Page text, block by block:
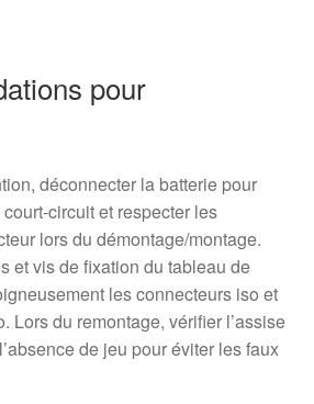
pour
déconnecter la batterie pour
circuit et respecter les
lors du démontage/montage.
et vis de fixation du tableau de
les connecteurs iso et
Lors du remontage, vérifier l’assise
de jeu pour éviter les faux